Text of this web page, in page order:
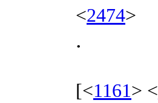
<2474>
.
[<1161> <